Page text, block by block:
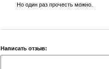
Но один раз прочесть можно.
Написать отзыв: